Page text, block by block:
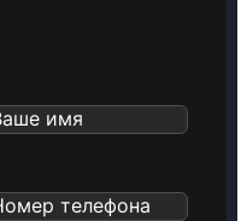
имя
телефона